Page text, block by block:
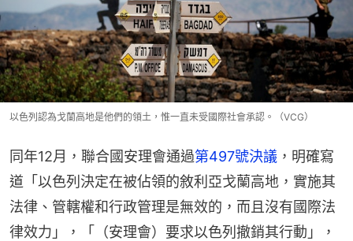
以色列認為戈蘭高地是他們的領土，惟一直未受國際社會承認。（VCG）
同年12月，聯合國安理會通過第497號決議 ，明確寫
道「以色列決定在被佔領的敘利亞戈蘭高地，實施其
法律、管轄權和行政管理是無效的，而且沒有國際法
律效力」，「（安理會）要求以色列撤銷其行動」，